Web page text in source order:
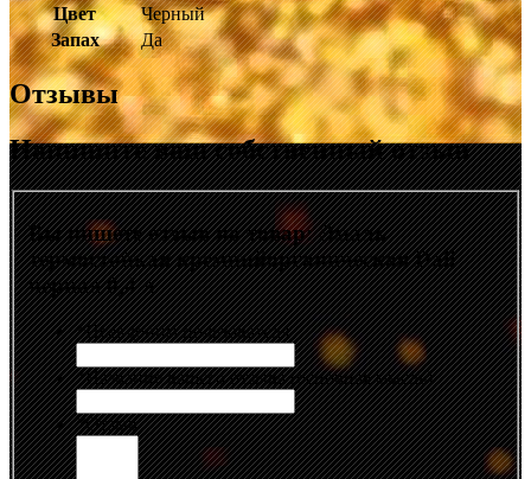
Цвет
Черный
Запах
Да
Отзывы
Напишите ваш собственный отзыв
Вы пишете отзыв на товар:Эмаль
термостойкая кремнийорганическая Dali
черная 0,4 л
*Псевдоним пользователя
*Название вашего отзыва (основная мысль)
*Отзыв